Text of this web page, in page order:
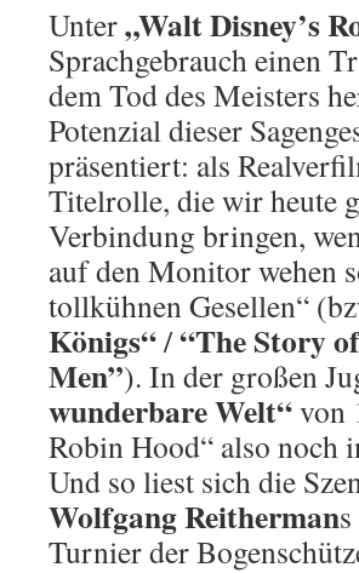
Unter„Walt Disney’s
Sprachgebrauch einen
dem Tod des Meisters
Potenzial dieser
präsentiert: als
Titelrolle, die wir heute
Verbindung bringen,
auf den Monitor wehen
tollkühnen Gesellen“
Königs“/“The Story
Men”). In der großen
wunderbare Welt“von
Robin Hood“ also noch
Und so liest sich die
Wolfgang Reitherman
Turnier der